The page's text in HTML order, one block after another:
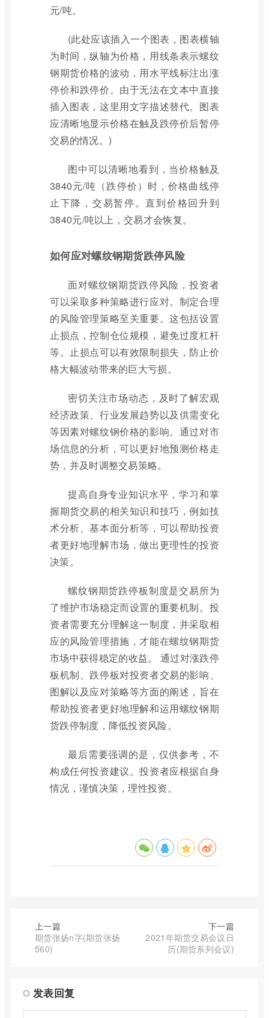
元/吨。
(此处应该插入一个图表，图表横轴
为时间，纵轴为价格，用线条表示螺纹
钢期货价格的波动，用水平线标注出涨
停价和跌停价。由于无法在文本中直接
插入图表，这里用文字描述替代。图表
应清晰地显示价格在触及跌停价后暂停
交易的情况。)
图中可以清晰地看到，当价格触及
3840元/吨（跌停价）时，价格曲线停
止下降，交易暂停。直到价格回升到
3840元/吨以上，交易才会恢复。
如何应对螺纹钢期货跌停风险
面对螺纹钢期货跌停风险，投资者
可以采取多种策略进行应对。制定合理
的风险管理策略至关重要。这包括设置
止损点，控制仓位规模，避免过度杠杆
等。止损点可以有效限制损失，防止价
格大幅波动带来的巨大亏损。
密切关注市场动态，及时了解宏观
经济政策、行业发展趋势以及供需变化
等因素对螺纹钢价格的影响。通过对市
场信息的分析，可以更好地预测价格走
势，并及时调整交易策略。
提高自身专业知识水平，学习和掌
握期货交易的相关知识和技巧，例如技
术分析、基本面分析等，可以帮助投资
者更好地理解市场，做出更理性的投资
决策。
螺纹钢期货跌停板制度是交易所为
了维护市场稳定而设置的重要机制。投
资者需要充分理解这一制度，并采取相
应的风险管理措施，才能在螺纹钢期货
市场中获得稳定的收益。 通过对涨跌停
板机制、跌停板对投资者交易的影响、
图解以及应对策略等方面的阐述，旨在
帮助投资者更好地理解和运用螺纹钢期
货跌停制度，降低投资风险。
最后需要强调的是，仅供参考，不
构成任何投资建议。投资者应根据自身
情况，谨慎决策，理性投资。
上一篇
期货张扬n字(期货张扬
560)
下一篇
2021年期货交易会议日
历(期货系列会议)
发表回复